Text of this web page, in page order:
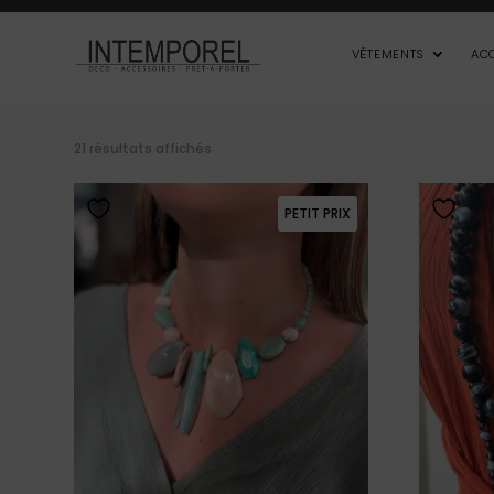
VÊTEMENTS
21 résultats affichés
PETIT PRIX